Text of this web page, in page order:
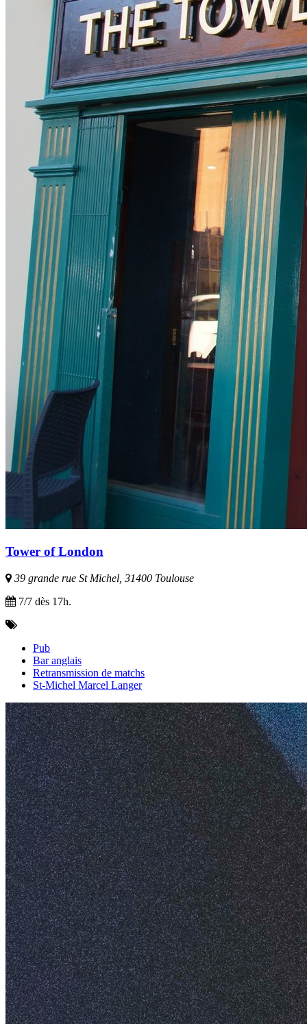
Tower of London
39 grande rue St Michel, 31400 Toulouse
7/7 dès 17h.
Pub
Bar anglais
Retransmission de matchs
St-Michel Marcel Langer